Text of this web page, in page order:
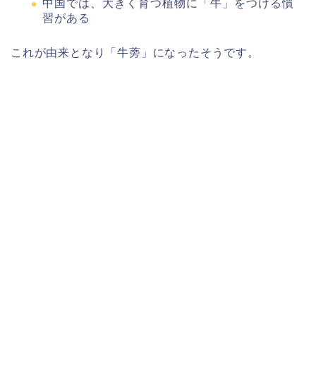
中国では、大きく育つ植物に「牛」をつける慣
習がある
これが由来となり「牛蒡」になったそうです。